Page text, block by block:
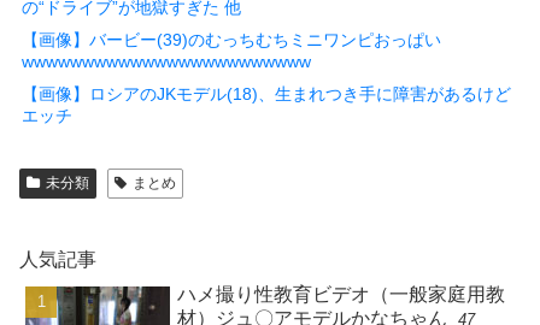
の“ドライブ”が地獄すぎた 他
【画像】バービー(39)のむっちむちミニワンピおっぱい
wwwwwwwwwwwwwwwwwwwwwwww
【画像】ロシアのJKモデル(18)、生まれつき手に障害があるけど
エッチ
未分類 まとめ
人気記事
ハメ撮り性教育ビデオ（一般家庭用教
材）ジュ〇アモデルかなちゃん
47